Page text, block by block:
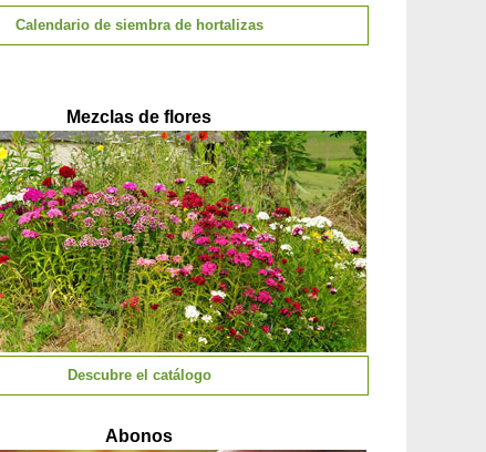
Calendario de siembra de hortalizas
Mezclas de flores
Descubre el catálogo
Abonos